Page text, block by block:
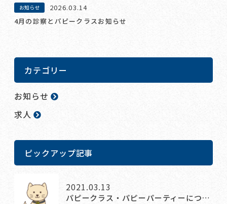
お知らせ
2026.03.14
4月の診察とパピークラスお知らせ
カテゴリー
お知らせ
求人
ピックアップ記事
2021.03.13
パピークラス・パピーパーティーにつ…